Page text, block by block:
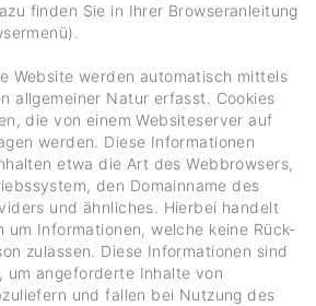
finden Sie in Ihrer Brow­ser­an­lei­tung
Website werden auto­ma­tisch mittels
allge­meiner Natur erfasst. Cookies
die von einem Website­server auf
werden. Diese Infor­ma­tionen
etwa die Art des Webbrow­sers,
den Domain­name des
und ähnli­ches. Hierbei handelt
um Infor­ma­tionen, welche keine Rück­
zulassen. Diese Infor­ma­tionen sind
um ange­for­derte Inhalte von
und fallen bei Nutzung des